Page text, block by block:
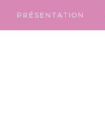
PRÉSENTATION